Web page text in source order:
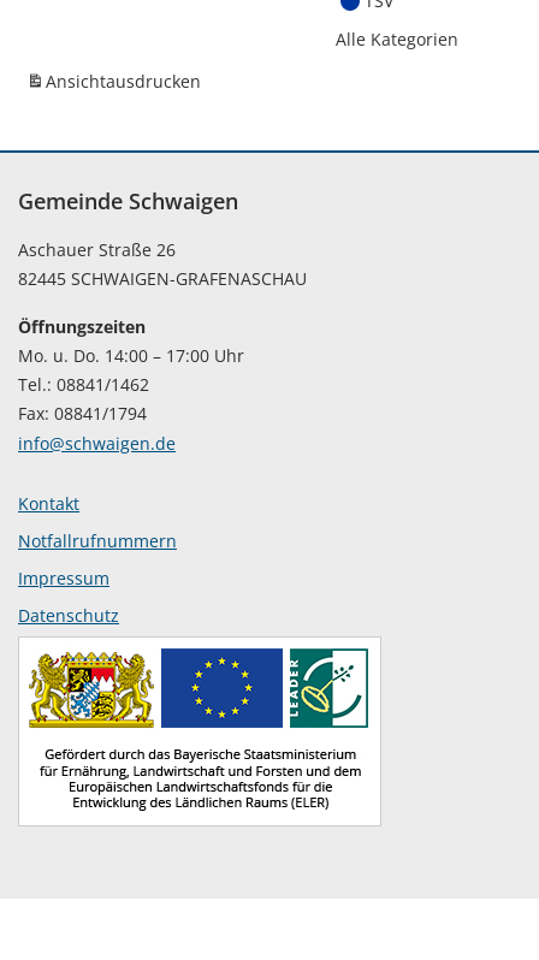
Alle Kategorien
Ansichtausdrucken
Gemeinde Schwaigen
Aschauer Straße 26
82445 SCHWAIGEN-GRAFENASCHAU
Öffnungszeiten
Mo. u. Do. 14:00 – 17:00 Uhr
Tel.: 08841/1462
Fax: 08841/1794
info@schwaigen.de
Kontakt
Notfallrufnummern
Impressum
Datenschutz